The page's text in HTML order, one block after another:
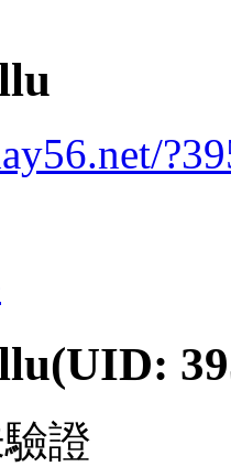
(UID:
證